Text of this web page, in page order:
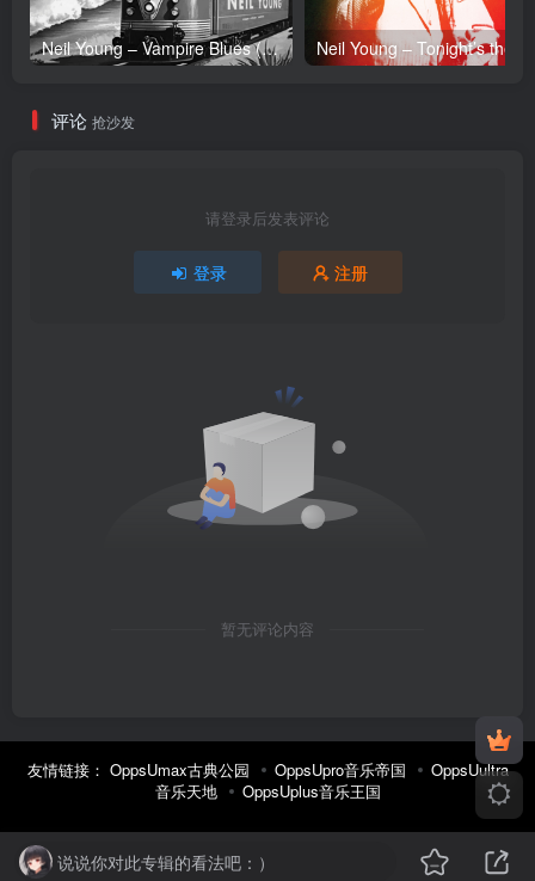
Neil Young – Vampire Blues (Live) – Single(054391239303)【24bit／96.0kHz】土耳其区
评论 抢沙发
请登录后发表评论
登录 注册
暂无评论内容
友情链接： OppsUmax古典公园 OppsUpro音乐帝国
OppsUultra
音乐天地
OppsUplus音乐王国
说说你对此专辑的看法吧：）